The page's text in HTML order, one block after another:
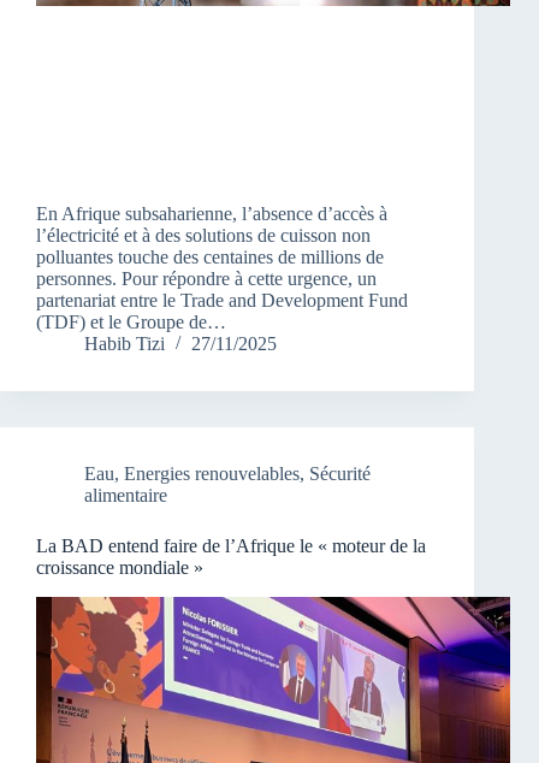
En Afrique subsaharienne, l’absence d’accès à
l’électricité et à des solutions de cuisson non
polluantes touche des centaines de millions de
personnes. Pour répondre à cette urgence, un
partenariat entre le Trade and Development Fund
(TDF) et le Groupe de…
Habib Tizi
27/11/2025
Eau, Energies renouvelables, Sécurité
alimentaire
La BAD entend faire de l’Afrique le « moteur de la
croissance mondiale »